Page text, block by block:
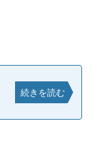
続きを読む